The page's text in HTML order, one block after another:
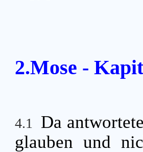
2.Mose -
4.1
Da
glauben und